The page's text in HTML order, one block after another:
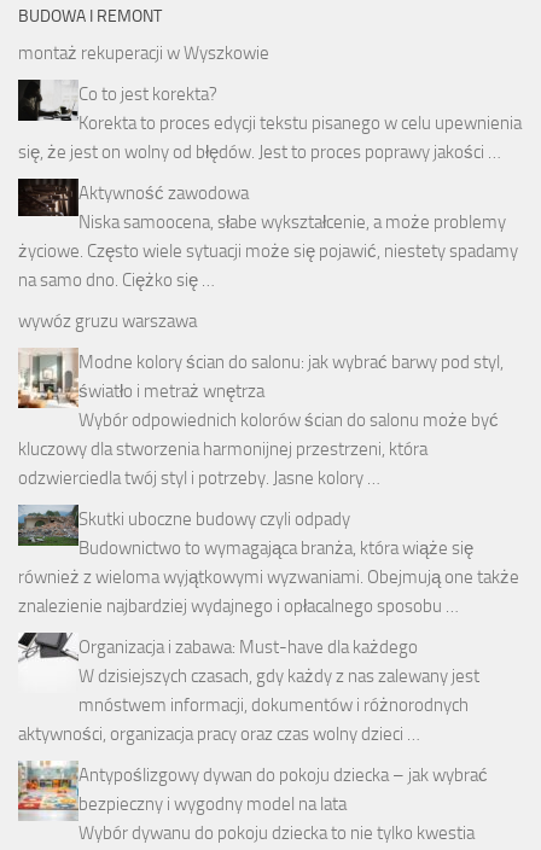
BUDOWA I REMONT
montaż rekuperacji w Wyszkowie
Co to jest korekta?
Korekta to proces edycji tekstu pisanego w celu upewnienia
się, że jest on wolny od błędów. Jest to proces poprawy jakości …
Aktywność zawodowa
Niska samoocena, słabe wykształcenie, a może problemy
życiowe. Często wiele sytuacji może się pojawić, niestety spadamy
na samo dno. Ciężko się …
wywóz gruzu warszawa
Modne kolory ścian do salonu: jak wybrać barwy pod styl,
światło i metraż wnętrza
Wybór odpowiednich kolorów ścian do salonu może być
kluczowy dla stworzenia harmonijnej przestrzeni, która
odzwierciedla twój styl i potrzeby. Jasne kolory …
Skutki uboczne budowy czyli odpady
Budownictwo to wymagająca branża, która wiąże się
również z wieloma wyjątkowymi wyzwaniami. Obejmują one także
znalezienie najbardziej wydajnego i opłacalnego sposobu …
Organizacja i zabawa: Must-have dla każdego
W dzisiejszych czasach, gdy każdy z nas zalewany jest
mnóstwem informacji, dokumentów i różnorodnych
aktywności, organizacja pracy oraz czas wolny dzieci …
Antypoślizgowy dywan do pokoju dziecka – jak wybrać
bezpieczny i wygodny model na lata
Wybór dywanu do pokoju dziecka to nie tylko kwestia